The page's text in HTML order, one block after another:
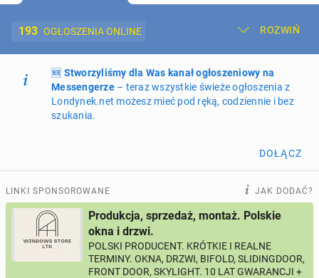
193 OGŁOSZENIA ONLINE ROZWIŃ
Dodaj ogłoszenie Moje ogłoszenia
Oferta i cennik ogłoszeń
ogłoszenia online
PROFILE KANDYDATÓW 289 profili online
USŁUGI 165ogłoszeń online
🆕 Stworzyliśmy dla Was kanał ogłoszeniowy na
Messengerze– teraz wszystkie świeże ogłoszenia z
Londynek.net możesz mieć pod ręką, codziennie i bez
szukania.
DOŁĄCZ
LINKI SPONSOROWANE JAK DODAĆ?
Produkcja, sprzedaż, montaż. Polskie
okna i drzwi.
POLSKI PRODUCENT. KRÓTKIE I REALNE
TERMINY. OKNA, DRZWI, BIFOLD, SLIDINGDOOR,
FRONT DOOR, SKYLIGHT. 10 LAT GWARANCJI +